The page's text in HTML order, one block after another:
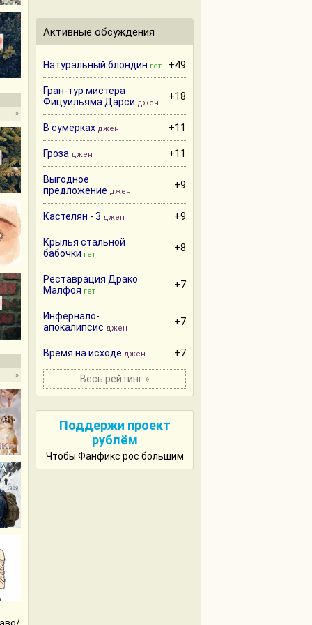
»
»
Активные обсуждения
Натуральный блондин гет +49
Гран-тур мистера
Фицуильяма Дарси джен
+18
В сумерках джен +11
Гроза джен +11
Выгодное
предложение джен
+9
Кастелян - 3 джен +9
Крылья стальной
бабочки гет
+8
Реставрация Драко
Малфоя гет
+7
Инфернало-
апокалипсис джен
+7
Время на исходе джен +7
Весь рейтинг »
Поддержи проект
рублём
Чтобы Фанфикс рос большим